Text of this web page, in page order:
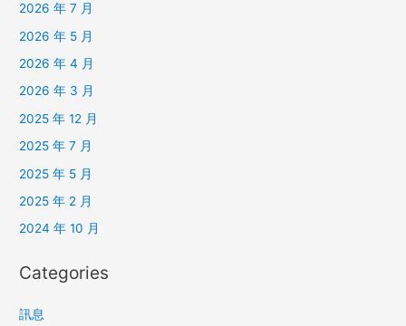
2026 年 7 月
2026 年 5 月
2026 年 4 月
2026 年 3 月
2025 年 12 月
2025 年 7 月
2025 年 5 月
2025 年 2 月
2024 年 10 月
Categories
訊息